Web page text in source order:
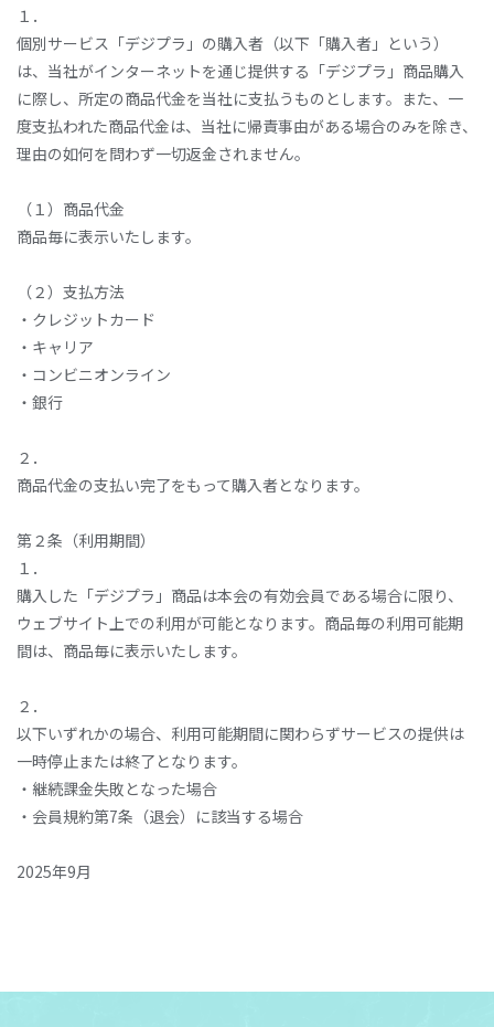
１．
個別サービス「デジプラ」の購入者（以下「購入者」という）
は、当社がインターネットを通じ提供する「デジプラ」商品購入
に際し、所定の商品代金を当社に支払うものとします。また、一
度支払われた商品代金は、当社に帰責事由がある場合のみを除き、
理由の如何を問わず一切返金されません。
（１）商品代金
商品毎に表示いたします。
（２）支払方法
・クレジットカード
・キャリア
・コンビニオンライン
・銀行
２．
商品代金の支払い完了をもって購入者となります。
第２条（利用期間）
１．
購入した「デジプラ」商品は本会の有効会員である場合に限り、
ウェブサイト上での利用が可能となります。商品毎の利用可能期
間は、商品毎に表示いたします。
２．
以下いずれかの場合、利用可能期間に関わらずサービスの提供は
一時停止または終了となります。
・継続課金失敗となった場合
・会員規約第7条（退会）に該当する場合
2025年9月